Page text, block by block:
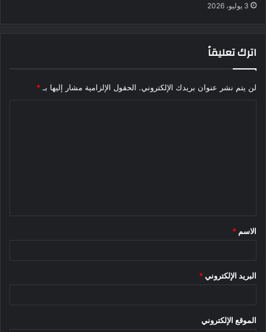
3 يوليو، 2026
اترك تعليقاً
لن يتم نشر عنوان بريدك الإلكتروني. الحقول الإلزامية مشار إليها بـ *
*
الاسم *
البريد الإلكتروني *
الموقع الإلكتروني